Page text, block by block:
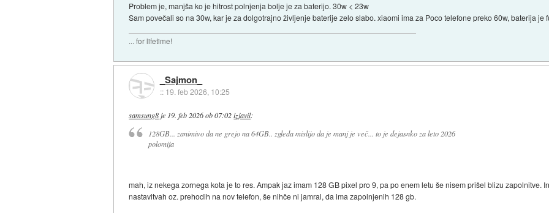
Problem je, manjša ko je hitrost polnjenja bolje je za baterijo. 30w < 23w
Sam povečali so na 30w, kar je za dolgotrajno življenje baterije zelo slabo. xiaomi ima za Poco telefone preko 60w, baterija je
... for lifetime!
_Sajmon_
:: 19. feb 2026, 10:25
samsung8 je 19. feb 2026 ob 07:02 izjavil:
128GB... zanimivo da ne grejo na 64GB.. zgleda mislijo da je manj je več... to je dejasnko za leto 2026
polomija
mah, iz nekega zornega kota je to res. Ampak jaz imam 128 GB pixel pro 9, pa po enem letu še nisem prišel blizu zapolnitve.
nastavitvah oz. prehodih na nov telefon, še nihče ni jamral, da ima zapolnjenih 128 gb.